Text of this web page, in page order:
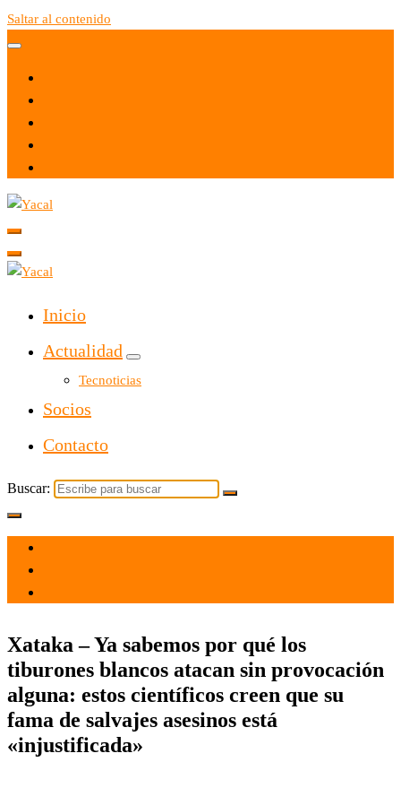
Saltar al contenido
Yacal micro hosting
Inicio
Actualidad
Tecnoticias
Socios
Contacto
Buscar:
Xataka – Ya sabemos por qué los
tiburones blancos atacan sin provocación
alguna: estos científicos creen que su
fama de salvajes asesinos está
«injustificada»